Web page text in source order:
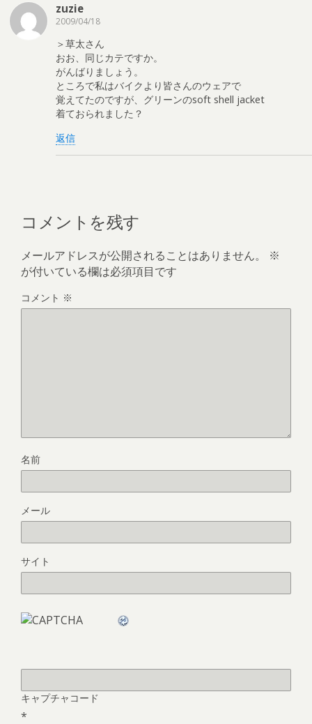
zuzie
2009/04/18
＞草太さん
おお、同じカテですか。
がんばりましょう。
ところで私はバイクより皆さんのウェアで
覚えてたのですが、グリーンのsoft shell jacket
着ておられました？
返信
コメントを残す
メールアドレスが公開されることはありません。
※
が付いている欄は必須項目です
コメント ※
名前
メール
サイト
キャプチャコード
*